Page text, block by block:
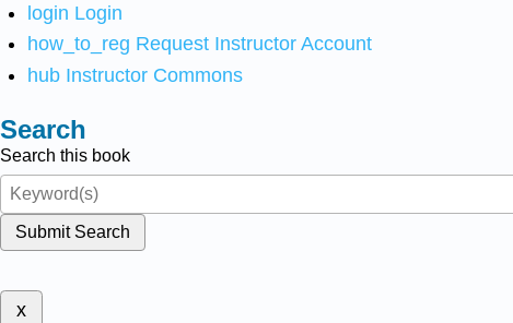
login Login
how_to_reg Request Instructor Account
hub Instructor Commons
Search
Search this book
Submit Search
x